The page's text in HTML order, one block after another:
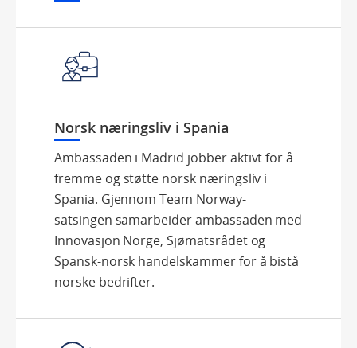
Norsk næringsliv i Spania
Ambassaden i Madrid jobber aktivt for å
fremme og støtte norsk næringsliv i
Spania. Gjennom Team Norway-
satsingen samarbeider ambassaden med
Innovasjon Norge, Sjømatsrådet og
Spansk-norsk handelskammer for å bistå
norske bedrifter.